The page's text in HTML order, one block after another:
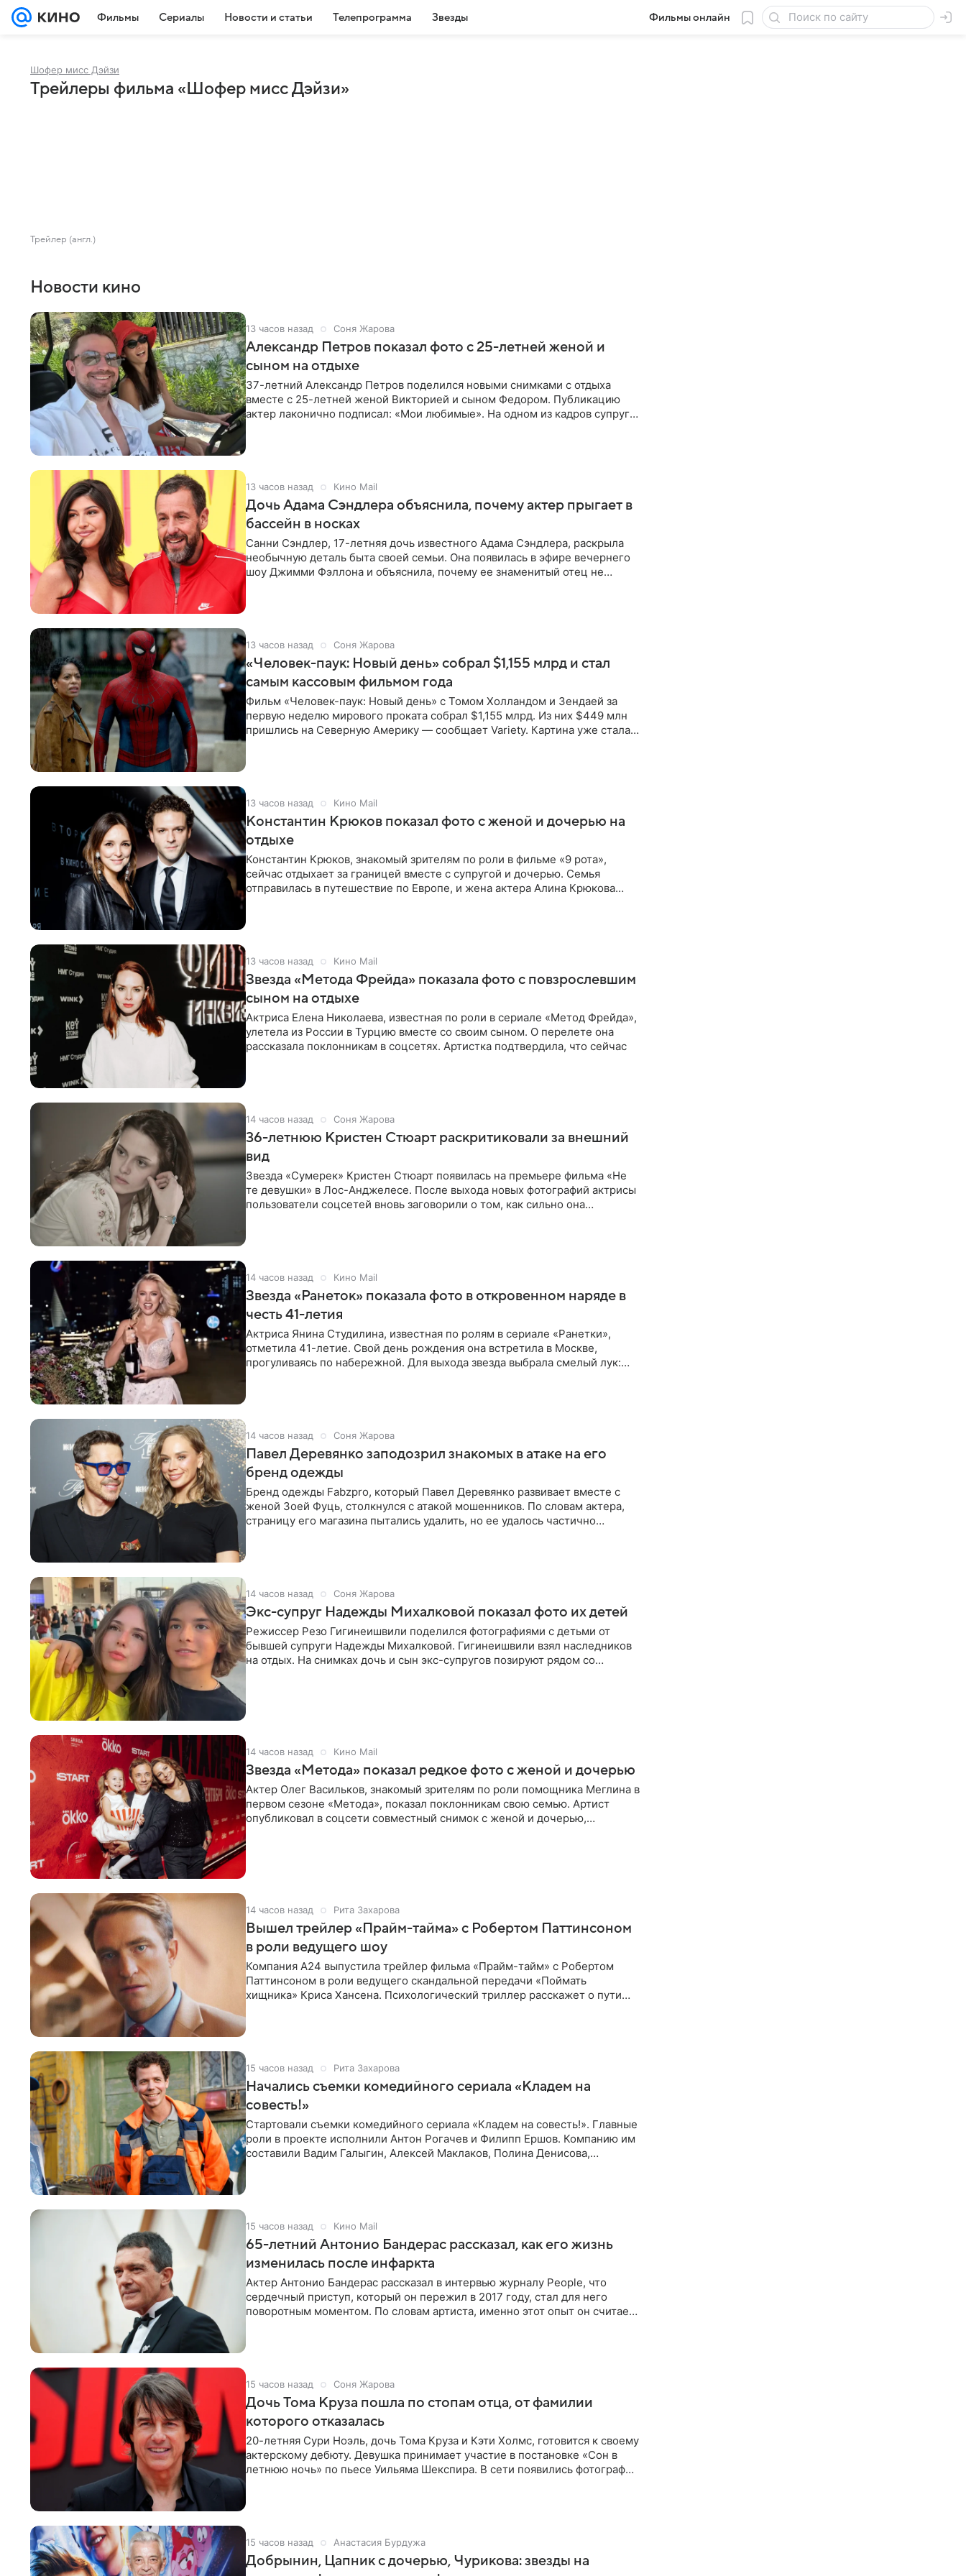
Фильмы Сериалы Новости и статьи Телепрограмма Звезды Фильмы онлайн
Шофер мисс Дэйзи
Трейлеры фильма «Шофер мисс Дэйзи»
Трейлер (англ.)
Новости кино
13 часов назад Соня Жарова
Александр Петров показал фото с 25-летней женой и
сыном на отдыхе
37-летний Александр Петров поделился новыми снимками с отдыха
вместе с 25-летней женой Викторией и сыном Федором. Публикацию
актер лаконично подписал: «Мои любимые». На одном из кадров супруги
13 часов назад Кино Mail
Дочь Адама Сэндлера объяснила, почему актер прыгает в
бассейн в носках
Санни Сэндлер, 17-летняя дочь известного Адама Сэндлера, раскрыла
необычную деталь быта своей семьи. Она появилась в эфире вечернего
шоу Джимми Фэллона и объяснила, почему ее знаменитый отец не
13 часов назад Соня Жарова
«Человек-паук: Новый день» собрал $1,155 млрд и стал
самым кассовым фильмом года
Фильм «Человек-паук: Новый день» с Томом Холландом и Зендаей за
первую неделю мирового проката собрал $1,155 млрд. Из них $449 млн
пришлись на Северную Америку — сообщает Variety. Картина уже стала
13 часов назад Кино Mail
Константин Крюков показал фото с женой и дочерью на
отдыхе
Константин Крюков, знакомый зрителям по роли в фильме «9 рота»,
сейчас отдыхает за границей вместе с супругой и дочерью. Семья
отправилась в путешествие по Европе, и жена актера Алина Крюкова
13 часов назад Кино Mail
Звезда «Метода Фрейда» показала фото с повзрослевшим
сыном на отдыхе
Актриса Елена Николаева, известная по роли в сериале «Метод Фрейда»,
улетела из России в Турцию вместе со своим сыном. О перелете она
рассказала поклонникам в соцсетях. Артистка подтвердила, что сейчас
14 часов назад Соня Жарова
36-летнюю Кристен Стюарт раскритиковали за внешний
вид
Звезда «Сумерек» Кристен Стюарт появилась на премьере фильма «Не
те девушки» в Лос-Анджелесе. После выхода новых фотографий актрисы
пользователи соцсетей вновь заговорили о том, как сильно она
14 часов назад Кино Mail
Звезда «Ранеток» показала фото в откровенном наряде в
честь 41-летия
Актриса Янина Студилина, известная по ролям в сериале «Ранетки»,
отметила 41-летие. Свой день рождения она встретила в Москве,
прогуливаясь по набережной. Для выхода звезда выбрала смелый лук:
14 часов назад Соня Жарова
Павел Деревянко заподозрил знакомых в атаке на его
бренд одежды
Бренд одежды Fabzpro, который Павел Деревянко развивает вместе с
женой Зоей Фуць, столкнулся с атакой мошенников. По словам актера,
страницу его магазина пытались удалить, но ее удалось частично
14 часов назад Соня Жарова
Экс-супруг Надежды Михалковой показал фото их детей
Режиссер Резо Гигинеишвили поделился фотографиями с детьми от
бывшей супруги Надежды Михалковой. Гигинеишвили взял наследников
на отдых. На снимках дочь и сын экс-супругов позируют рядом со
14 часов назад Кино Mail
Звезда «Метода» показал редкое фото с женой и дочерью
Актер Олег Васильков, знакомый зрителям по роли помощника Меглина в
первом сезоне «Метода», показал поклонникам свою семью. Артист
опубликовал в соцсети совместный снимок с женой и дочерью,
14 часов назад Рита Захарова
Вышел трейлер «Прайм-тайма» с Робертом Паттинсоном
в роли ведущего шоу
Компания A24 выпустила трейлер фильма «Прайм-тайм» с Робертом
Паттинсоном в роли ведущего скандальной передачи «Поймать
хищника» Криса Хансена. Психологический триллер расскажет о пути
15 часов назад Рита Захарова
Начались съемки комедийного сериала «Кладем на
совесть!»
Стартовали съемки комедийного сериала «Кладем на совесть!». Главные
роли в проекте исполнили Антон Рогачев и Филипп Ершов. Компанию им
составили Вадим Галыгин, Алексей Маклаков, Полина Денисова,
15 часов назад Кино Mail
65-летний Антонио Бандерас рассказал, как его жизнь
изменилась после инфаркта
Актер Антонио Бандерас рассказал в интервью журналу People, что
сердечный приступ, который он пережил в 2017 году, стал для него
поворотным моментом. По словам артиста, именно этот опыт он считает
15 часов назад Соня Жарова
Дочь Тома Круза пошла по стопам отца, от фамилии
которого отказалась
20-летняя Сури Ноэль, дочь Тома Круза и Кэти Холмс, готовится к своему
актерскому дебюту. Девушка принимает участие в постановке «Сон в
летнюю ночь» по пьесе Уильяма Шекспира. В сети появились фотографии
15 часов назад Анастасия Бурдужа
Добрынин, Цапник с дочерью, Чурикова: звезды на